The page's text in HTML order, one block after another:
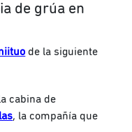
de grúa en
de la siguiente
cabina de
, la compañía que